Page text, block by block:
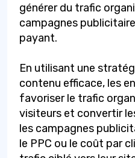
générer du trafic
campagnes
payant.
En utilisant une
contenu efficace, les
favoriser le trafic
visiteurs et convertir
les campagnes
le PPC ou le coût par